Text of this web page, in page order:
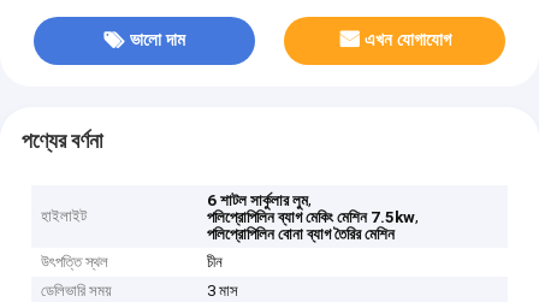
ভালো দাম এখন যোগাযোগ
পণ্যের বর্ণনা
হাইলাইট
6 শাটল সার্কুলার লুম,
পলিপ্রোপিলিন ব্যাগ মেকিং মেশিন 7.5kw,
পলিপ্রোপিলিন বোনা ব্যাগ তৈরির মেশিন
উৎপত্তি স্থল
চীন
ডেলিভারি সময়
3 মাস